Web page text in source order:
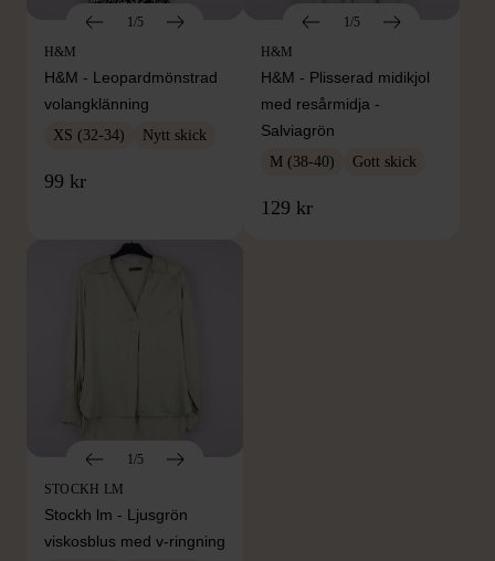
1/5
H&M
H&M - Leopardmönstrad
volangklänning
XS (32-34) Nytt skick
99 kr
1/5
H&M
H&M - Plisserad midikjol
med resårmidja -
Salviagrön
M (38-40) Gott skick
129 kr
1/5
STOCKH LM
Stockh lm - Ljusgrön
viskosblus med v-ringning